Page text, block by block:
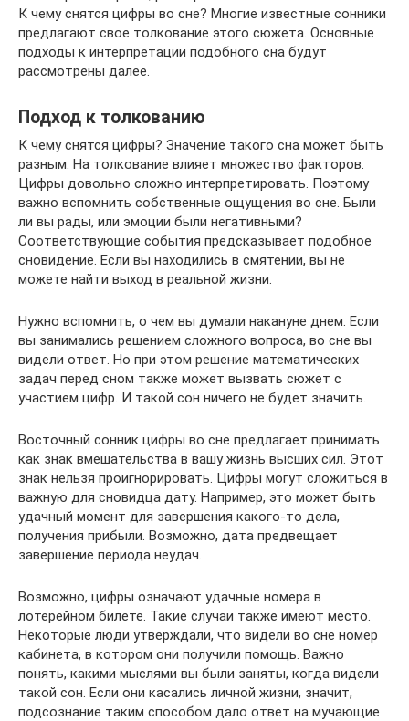
К чему снятся цифры во сне? Многие известные сонники
предлагают свое толкование этого сюжета. Основные
подходы к интерпретации подобного сна будут
рассмотрены далее.
Подход к толкованию
К чему снятся цифры? Значение такого сна может быть
разным. На толкование влияет множество факторов.
Цифры довольно сложно интерпретировать. Поэтому
важно вспомнить собственные ощущения во сне. Были
ли вы рады, или эмоции были негативными?
Соответствующие события предсказывает подобное
сновидение. Если вы находились в смятении, вы не
можете найти выход в реальной жизни.
Нужно вспомнить, о чем вы думали накануне днем. Если
вы занимались решением сложного вопроса, во сне вы
видели ответ. Но при этом решение математических
задач перед сном также может вызвать сюжет с
участием цифр. И такой сон ничего не будет значить.
Восточный сонник цифры во сне предлагает принимать
как знак вмешательства в вашу жизнь высших сил. Этот
знак нельзя проигнорировать. Цифры могут сложиться в
важную для сновидца дату. Например, это может быть
удачный момент для завершения какого-то дела,
получения прибыли. Возможно, дата предвещает
завершение периода неудач.
Возможно, цифры означают удачные номера в
лотерейном билете. Такие случаи также имеют место.
Некоторые люди утверждали, что видели во сне номер
кабинета, в котором они получили помощь. Важно
понять, какими мыслями вы были заняты, когда видели
такой сон. Если они касались личной жизни, значит,
подсознание таким способом дало ответ на мучающие